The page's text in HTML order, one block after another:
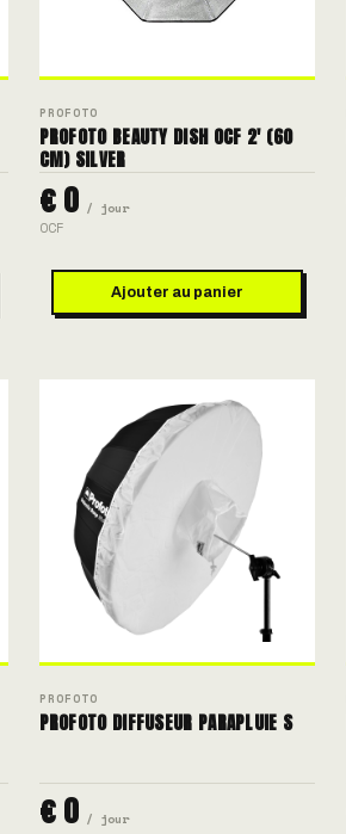
PROFOTO
PROFOTO BEAUTY DISH OCF 2' (60
CM) SILVER
€ 0 / jour
OCF
Ajouter au panier
PROFOTO
PROFOTO DIFFUSEUR PARAPLUIE S
€ 0 / jour